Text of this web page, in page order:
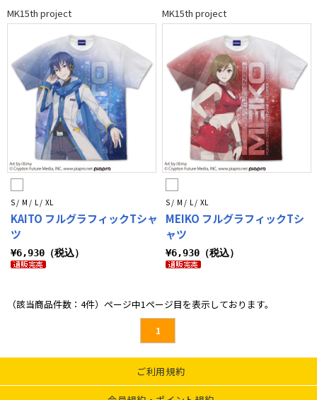
MK15th project
S / M / L / XL
KAITO フルグラフィックTシャ
ツ
¥6,930（税込）
MK15th project
S / M / L / XL
MEIKO フルグラフィックTシ
ャツ
¥6,930（税込）
（該当商品件数：4件）ページ中1ページ目を表示しております。
1
ご利用規約